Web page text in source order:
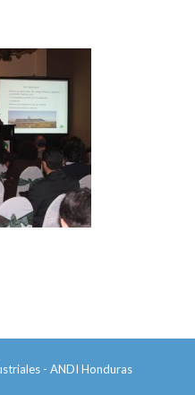
- ANDI Honduras